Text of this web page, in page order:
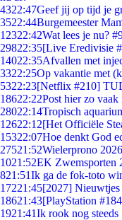
4322:47Geef jij op tijd je
3522:44Burgemeester
12322:42Wat lees je nu?
29822:35[Live Eredivisie
14022:35Afvallen met
3322:25Op vakantie met
5322:23[Netflix #210]
18622:22Post hier zo
28022:14Tropisch
12622:12[Het Officiële
15322:07Hoe denkt God
27521:52Wielerprono
1021:52EK Zwemsporten
821:51Ik ga de fok-toto
17221:45[2027] Nieuwtjes
18621:43[PlayStation
1921:41Ik rook nog steeds